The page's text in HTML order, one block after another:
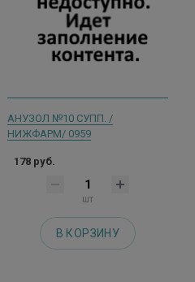
АНУЗОЛ №10 СУПП. /
НИЖФАРМ/ 0959
178 руб.
шт
В КОРЗИНУ